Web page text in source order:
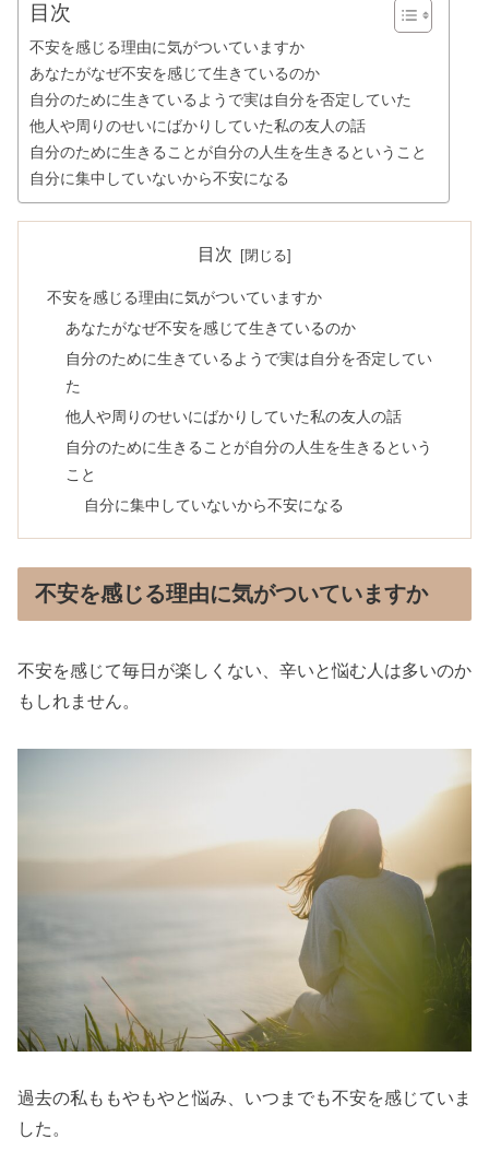
目次
不安を感じる理由に気がついていますか
あなたがなぜ不安を感じて生きているのか
自分のために生きているようで実は自分を否定していた
他人や周りのせいにばかりしていた私の友人の話
自分のために生きることが自分の人生を生きるということ
自分に集中していないから不安になる
目次
不安を感じる理由に気がついていますか
あなたがなぜ不安を感じて生きているのか
自分のために生きているようで実は自分を否定してい
た
他人や周りのせいにばかりしていた私の友人の話
自分のために生きることが自分の人生を生きるという
こと
自分に集中していないから不安になる
不安を感じる理由に気がついていますか
不安を感じて毎日が楽しくない、辛いと悩む人は多いのか
もしれません。
過去の私ももやもやと悩み、いつまでも不安を感じていま
した。